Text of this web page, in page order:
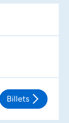
Billets